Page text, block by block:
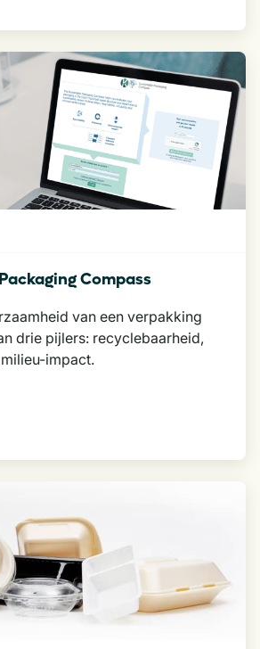
Compass
van een verpakking
drie pijlers: recyclebaarheid,
impact.